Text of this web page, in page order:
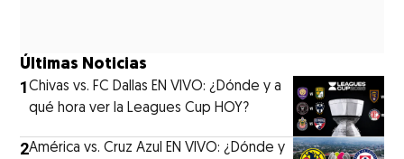
Últimas Noticias
1Chivas vs. FC Dallas EN VIVO: ¿Dónde y a
qué hora ver la Leagues Cup HOY?
2América vs. Cruz Azul EN VIVO: ¿Dónde y